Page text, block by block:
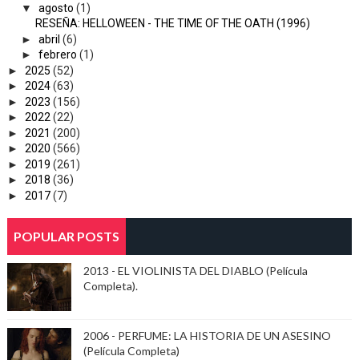
▼
agosto (1)
RESEÑA: HELLOWEEN - THE TIME OF THE OATH (1996)
► abril (6)
► febrero (1)
► 2025 (52)
► 2024(63)
► 2023 (156)
► 2022 (22)
► 2021 (200)
► 2020 (566)
► 2019 (261)
► 2018 (36)
► 2017(7)
POPULAR POSTS
2013 - EL VIOLINISTA DEL DIABLO (Película
Completa).
2006 - PERFUME: LA HISTORIA DE UN ASESINO
(Película Completa)